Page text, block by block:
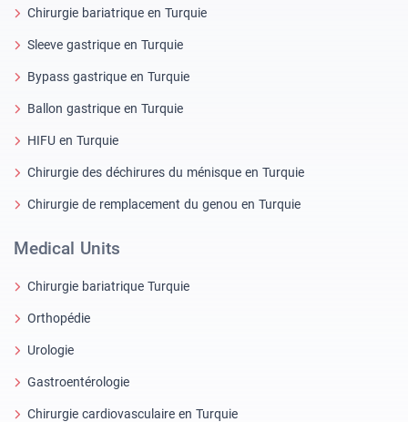
Chirurgie bariatrique en Turquie
Sleeve gastrique en Turquie
Bypass gastrique en Turquie
Ballon gastrique en Turquie
HIFU en Turquie
Chirurgie des déchirures du ménisque en Turquie
Chirurgie de remplacement du genou en Turquie
Medical Units
Chirurgie bariatrique Turquie
Orthopédie
Urologie
Gastroentérologie
Chirurgie cardiovasculaire en Turquie